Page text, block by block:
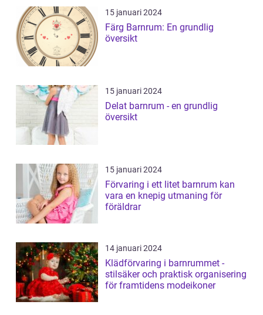
15 januari 2024
Färg Barnrum: En grundlig
översikt
15 januari 2024
Delat barnrum - en grundlig
översikt
15 januari 2024
Förvaring i ett litet barnrum kan
vara en knepig utmaning för
föräldrar
14 januari 2024
Klädförvaring i barnrummet -
stilsäker och praktisk organisering
för framtidens modeikoner